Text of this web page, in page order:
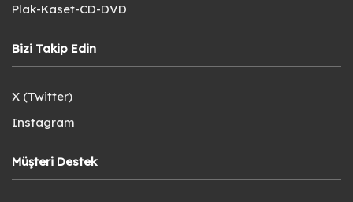
Plak-Kaset-CD-DVD
Bizi Takip Edin
X (Twitter)
Instagram
Müşteri Destek